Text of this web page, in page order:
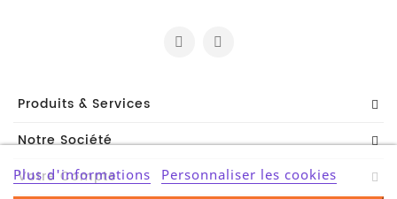
Produits & Services
Notre Société
Votre Compte
Plus d'informations Personnaliser les cookies